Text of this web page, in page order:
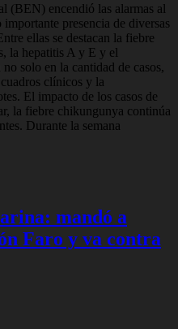
(BEN) encendió las alarmas al
presencia de diversas
ellas se destacan la fiebre
la hepatitis A y E y el
solo en la cantidad de casos,
clínicos y la
El impacto de los casos de
la fiebre chikungunya continúa
Durante la semana
mandó a
Faro y va contra